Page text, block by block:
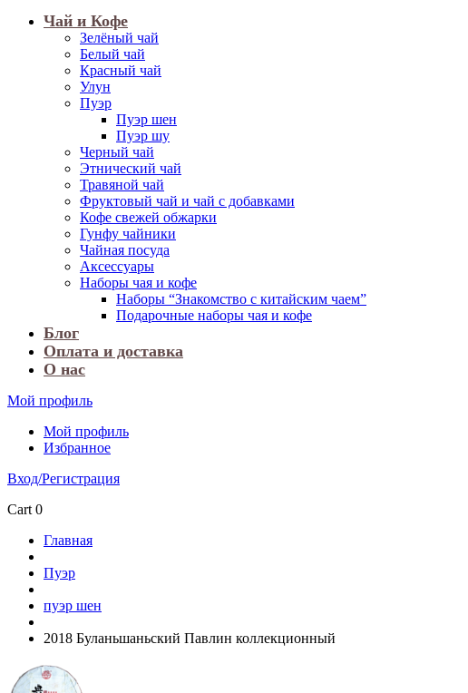
Чай и Кофе
Зелёный чай
Белый чай
Красный чай
Улун
Пуэр
Пуэр шен
Пуэр шу
Черный чай
Этнический чай
Травяной чай
Фруктовый чай и чай с добавками
Кофе свежей обжарки
Гунфу чайники
Чайная посуда
Аксессуары
Наборы чая и кофе
Наборы “Знакомство с китайским чаем”
Подарочные наборы чая и кофе
Блог
Оплата и доставка
О нас
Мой профиль
Мой профиль
Избранное
Вход/Регистрация
Cart 0
Главная
Пуэр
пуэр шен
2018 Буланьшаньский Павлин коллекционный